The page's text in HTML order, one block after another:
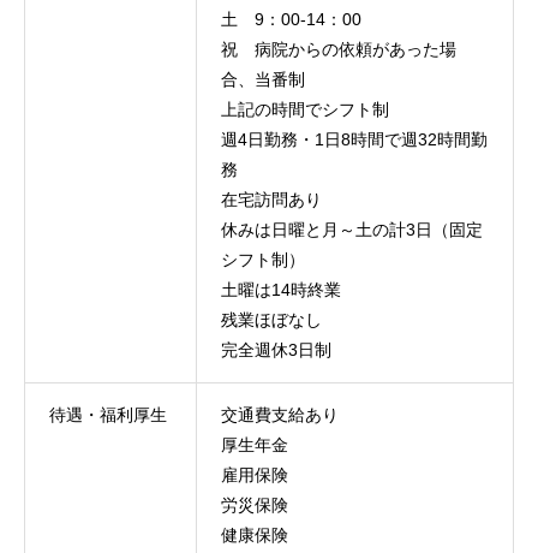
土 9：00-14：00
祝 病院からの依頼があった場
合、当番制
上記の時間でシフト制
週4日勤務・1日8時間で週32時間勤
務
在宅訪問あり
休みは日曜と月～土の計3日（固定
シフト制）
土曜は14時終業
残業ほぼなし
完全週休3日制
待遇・福利厚生
交通費支給あり
厚生年金
雇用保険
労災保険
健康保険